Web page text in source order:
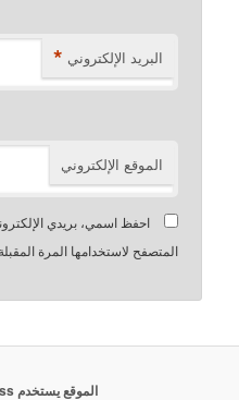
البريد الإلكتروني *
الموقع الإلكتروني
احفظ اسمي، بريدي
المتصفح لاستخدامها المرة
الموقع يستخدم WordPress بكل فخر